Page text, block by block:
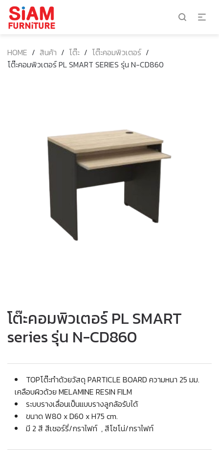
HOME / สินค้า / โต๊ะ / โต๊ะคอมพิวเตอร์ /
โต๊ะคอมพิวเตอร์ PL SMART SERIES รุ่น N-CD860
โต๊ะคอมพิวเตอร์ PL SMART
series รุ่น N-CD860
TOPโต๊ะทำด้วยวัสดุ PARTICLE BOARD ความหนา 25 มม.
เคลือบผิวด้วย MELAMINE RESIN FILM
ระบบรางเลื่อนเป็นแบบรางลูกล้อรับได้
ขนาด W80 x D60 x H75 cm.
มี 2 สี สีเชอร์รี่/กราไฟท์ , สีโซโน่/กราไฟท์